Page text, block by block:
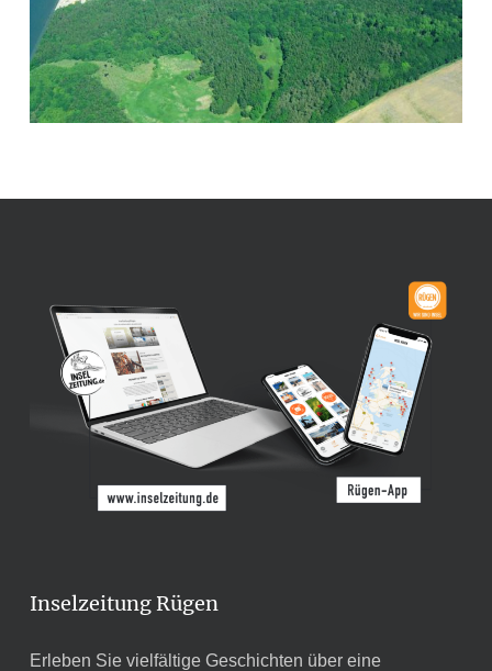
Inselzeitung Rügen
Erleben Sie vielfältige Geschichten über eine